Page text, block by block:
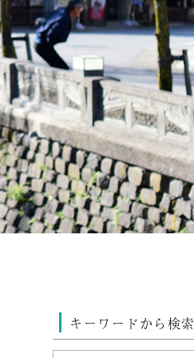
キーワードから検索